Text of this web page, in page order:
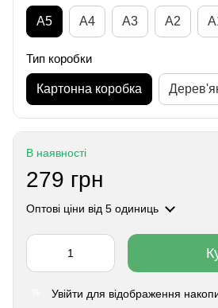
А5 А4 A3 A2
Тип коробки
Картонна коробка
В наявності
279 грн
Оптові ціни від 5 одиниць
Увійти для відображення